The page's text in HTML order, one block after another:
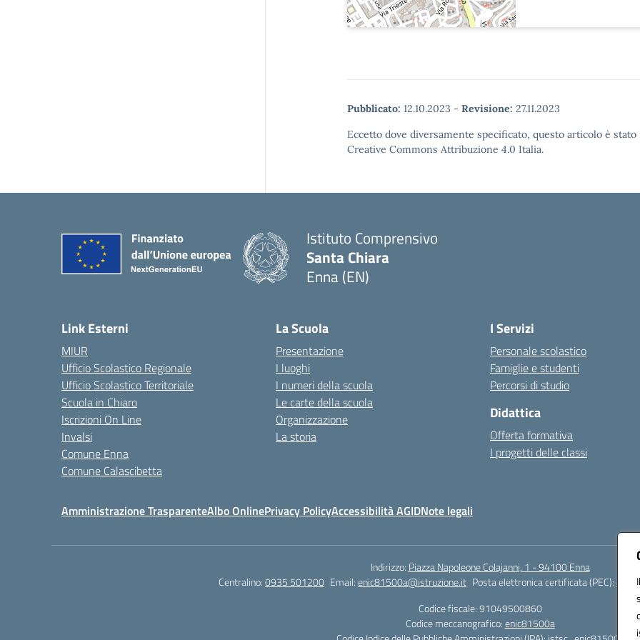
Pubblicato: 12.10.2023 - Revisione: 27.11.2023
Eccetto dove diversamente specificato, questo articolo è
Creative Commons Attribuzione 4.0 Italia.
Istituto Comprensivo
Santa Chiara
Enna (EN)
Link Esterni
MIUR
Ufficio Scolastico Regionale
Ufficio Scolastico Territoriale
Scuola in Chiaro
Iscrizioni On Line
Invalsi
Comune Enna
Comune Calascibetta
La Scuola
Presentazione
I luoghi
I numeri della scuola
Le carte della scuola
Organizzazione
La storia
I Servizi
Personale scolastico
Famiglie e studenti
Percorsi di studio
Didattica
Offerta formativa
I progetti delle classi
Amministrazione TrasparenteAlbo OnlinePrivacy PolicyAccessibilità AGIDNote legali
Indirizzo: Piazza Napoleone Colajanni, 1 - 94100 Enna
Centralino:0935 501200 Email:enic81500a@istruzione.it Posta elettronica certificata (PEC):
Codice fiscale: 91049500860
Codice meccanografico:enic81500a